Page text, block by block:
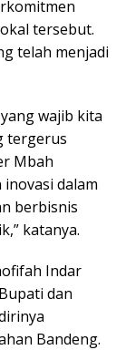
tersebut.
telah menjadi
wajib kita
tergerus
Mbah
dalam
berbisnis
katanya.
Indar
dan
Bandeng.